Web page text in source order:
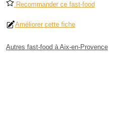
Recommander ce fast-food
Améliorer cette fiche
Autres fast-food à Aix-en-Provence